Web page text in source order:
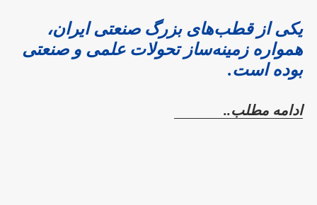
یکی از قطب‌های بزرگ صنعتی ایران،
همواره زمینه‌ساز تحولات علمی و صنعتی
بوده است.
ادامه مطلب..